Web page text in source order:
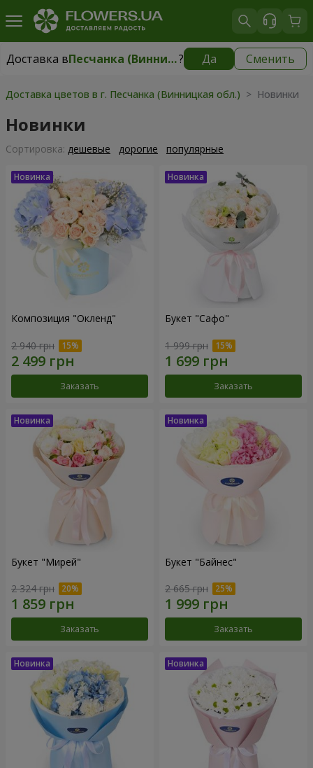
Доставка в Песчанка (Винницкая обл.)? Да Сменить
Доставка вПесчанка (Винницкая обл.) 2248 грн
Доставка цветов в г. Песчанка (Винницкая обл.) > Новинки
Новинки
Cортировка: дешевые дорогие популярные
Композиция "Окленд"
2 940 грн
Заказать
Букет "Сафо"
1 999 грн
Заказать
Букет "Мирей"
2 324 грн
Заказать
Букет "Байнес"
2 665 грн
Заказать